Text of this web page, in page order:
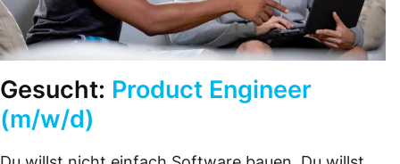
Gesucht: Product Engineer
(m/w/d)